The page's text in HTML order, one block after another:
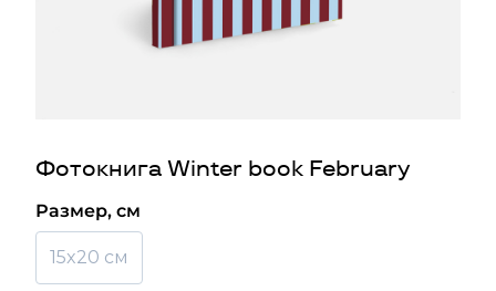
Фотокнига Winter book February
Размер, см
15x20 см